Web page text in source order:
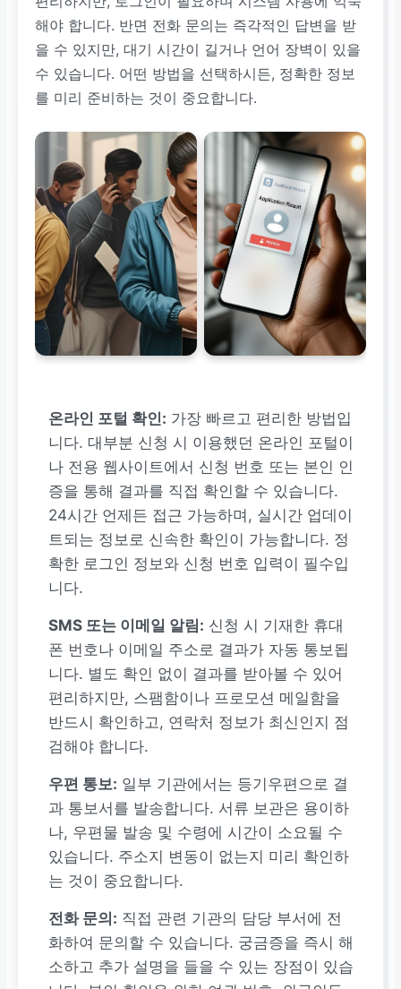
해야 합니다. 반면 전화 문의는 즉각적인 답변을 받
을 수 있지만, 대기 시간이 길거나 언어 장벽이 있을
수 있습니다. 어떤 방법을 선택하시든, 정확한 정보
를 미리 준비하는 것이 중요합니다.
온라인 포털 확인: 가장 빠르고 편리한 방법입
니다. 대부분 신청 시 이용했던 온라인 포털이
나 전용 웹사이트에서 신청 번호 또는 본인 인
증을 통해 결과를 직접 확인할 수 있습니다.
24시간 언제든 접근 가능하며, 실시간 업데이
트되는 정보로 신속한 확인이 가능합니다. 정
확한 로그인 정보와 신청 번호 입력이 필수입
니다.
SMS 또는 이메일 알림: 신청 시 기재한 휴대
폰 번호나 이메일 주소로 결과가 자동 통보됩
니다. 별도 확인 없이 결과를 받아볼 수 있어
편리하지만, 스팸함이나 프로모션 메일함을
반드시 확인하고, 연락처 정보가 최신인지 점
검해야 합니다.
우편 통보: 일부 기관에서는 등기우편으로 결
과 통보서를 발송합니다. 서류 보관은 용이하
나, 우편물 발송 및 수령에 시간이 소요될 수
있습니다. 주소지 변동이 없는지 미리 확인하
는 것이 중요합니다.
전화 문의: 직접 관련 기관의 담당 부서에 전
화하여 문의할 수 있습니다. 궁금증을 즉시 해
소하고 추가 설명을 들을 수 있는 장점이 있습